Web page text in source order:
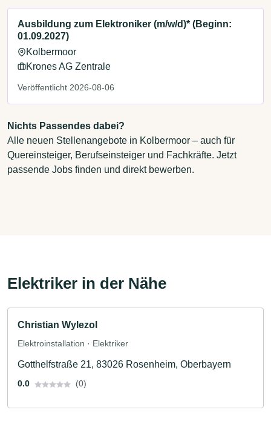
Ausbildung zum Elektroniker (m/w/d)* (Beginn:
01.09.2027)
Kolbermoor
Krones AG Zentrale
Veröffentlicht 2026-08-06
Nichts Passendes dabei?
Alle neuen Stellenangebote in Kolbermoor – auch für
Quereinsteiger, Berufseinsteiger und Fachkräfte. Jetzt
passende Jobs finden und direkt bewerben.
Elektriker in der Nähe
Christian Wylezol
Elektroinstallation · Elektriker
Gotthelfstraße 21, 83026 Rosenheim, Oberbayern
0.0 (0)